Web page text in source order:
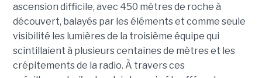
ascension difficile, avec 450 mètres de roche à
découvert, balayés par les éléments et comme seule
visibilité les lumières de la troisième équipe qui
scintillaient à plusieurs centaines de mètres et les
crépitements de la radio. À travers ces